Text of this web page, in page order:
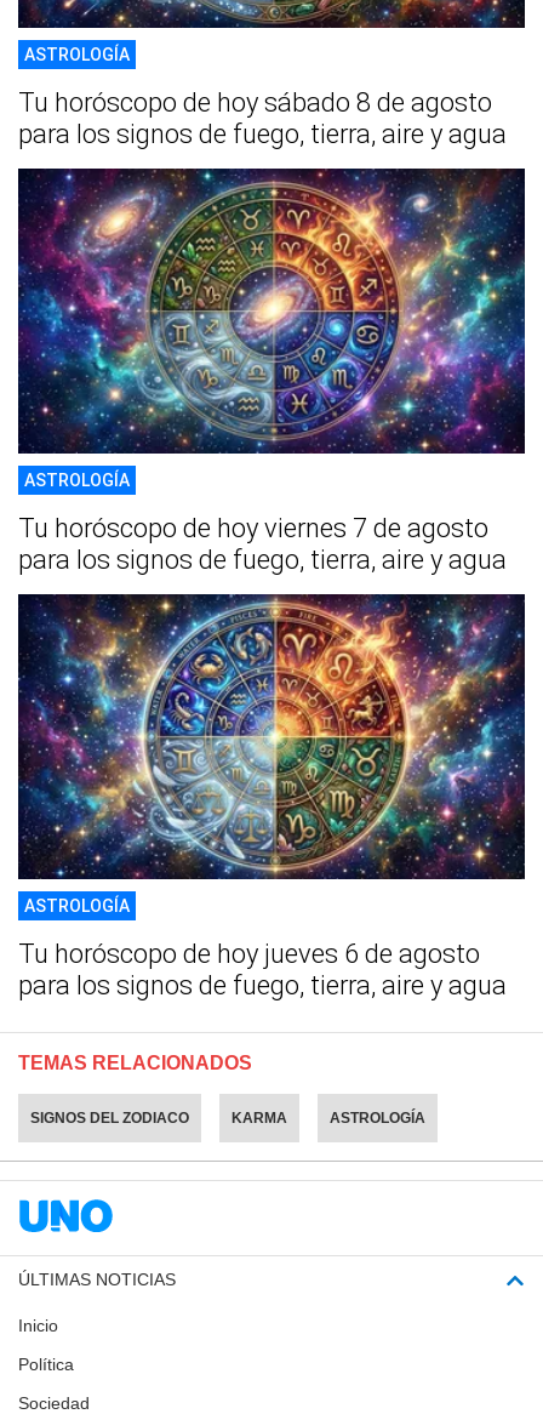
ASTROLOGÍA
Tu horóscopo de hoy sábado 8 de agosto
para los signos de fuego, tierra, aire y agua
ASTROLOGÍA
Tu horóscopo de hoy viernes 7 de agosto
para los signos de fuego, tierra, aire y agua
ASTROLOGÍA
Tu horóscopo de hoy jueves 6 de agosto
para los signos de fuego, tierra, aire y agua
TEMAS RELACIONADOS
SIGNOS DEL ZODIACO KARMA ASTROLOGÍA
ÚLTIMAS NOTICIAS
Inicio
Política
Sociedad